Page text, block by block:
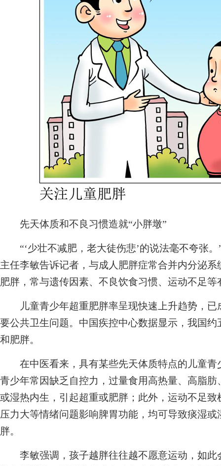
先天体质和不良习惯造就“小胖墩”
“‘少壮不减肥，老大徒伤悲’的说法毫不夸张。
主任李敏告诉记者，与成人肥胖症常合并内分泌
肥胖，常与遗传因素、不良饮食习惯、运动不足等
儿童青少年超重肥胖率呈现快速上升趋势，已
要公共卫生问题。中国疾控中心数据显示，我国
和肥胖。
在中医看来，具有某些先天体质特点的儿童青
青少年常因缺乏自控力，过量食用高热量、高脂
或湿热内生，引起超重或肥胖；此外，运动不足
压力大等情绪问题影响脾胃功能，均可导致痰湿
胖。
李敏强调，孩子越胖往往越不愿意运动，如此